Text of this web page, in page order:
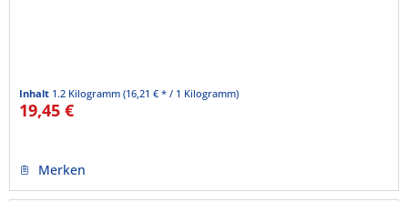
Inhalt 1.2 Kilogramm(16,21 € * / 1 Kilogramm)
19,45 €
Merken